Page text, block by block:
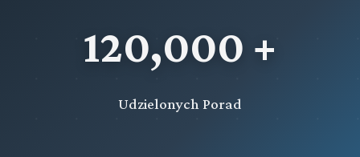
120,000 +
Udzielonych Porad